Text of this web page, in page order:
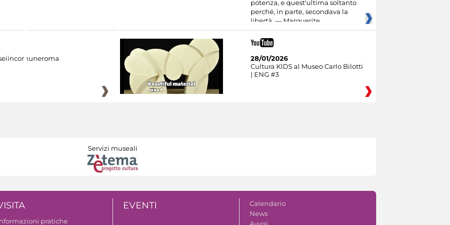
potenza, e quest'ultima soltanto
perché, in parte, secondava la
libertà. — Marguerite
28/01/2026
Cultura KIDS al Museo Carlo Bilotti
| ENG #3
Servizi museali
pratiche
EVENTI
Calendario
News